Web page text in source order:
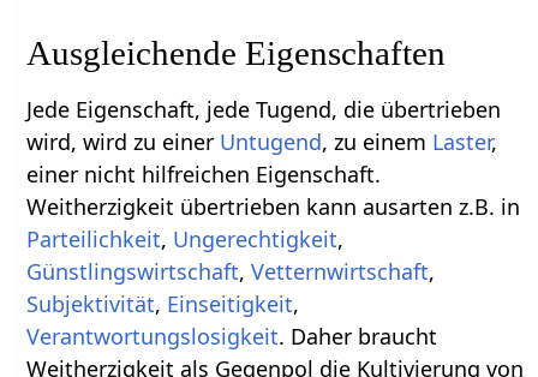
Ausgleichende Eigenschaften
Jede Eigenschaft, jede Tugend, die übertrieben
wird, wird zu einer Untugend, zu einem Laster,
einer nicht hilfreichen Eigenschaft.
Weitherzigkeit übertrieben kann ausarten z.B. in
Parteilichkeit, Ungerechtigkeit,
Günstlingswirtschaft,Vetternwirtschaft,
Subjektivität, Einseitigkeit,
Verantwortungslosigkeit. Daher braucht
Weitherzigkeit als Gegenpol die Kultivierung von